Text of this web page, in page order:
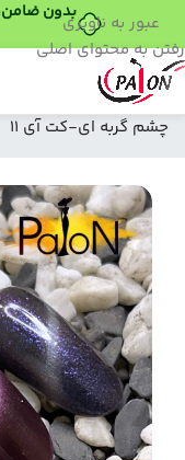
بدونعبور به ناوبری
رفتن به محتوای اصلی
فروشگاه
چشم گربه ای-کت آی 11